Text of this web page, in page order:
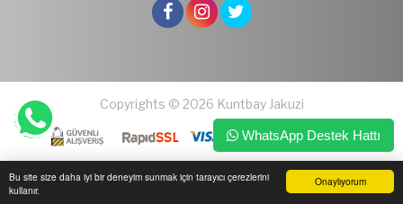
Onaylıyorum
Bu site size daha iyi bir deneyim sunmak için tarayıcı çerezlerini
kullanır.
Copyrights © 2026 Kuntbay Jakuzi
Ana Sayfa Sipariş Takibi İletişim
WhatsApp Destek Hattı